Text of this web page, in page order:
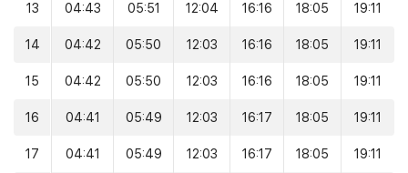
13 04:43 05:51 12:04 16:16 18:05 19:11
14 04:42 05:50 12:03 16:16 18:05 19:11
15 04:42 05:50 12:03 16:16 18:05 19:11
16 04:41 05:49 12:03 16:17 18:05 19:11
17 04:41 05:49 12:03 16:17 18:05 19:11